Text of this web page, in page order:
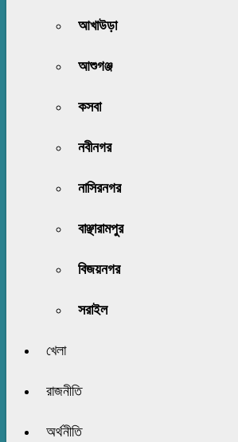
আখাউড়া
আশুগঞ্জ
কসবা
নবীনগর
নাসিরনগর
বাঞ্ছারামপুর
বিজয়নগর
সরাইল
খেলা
রাজনীতি
অর্থনীতি